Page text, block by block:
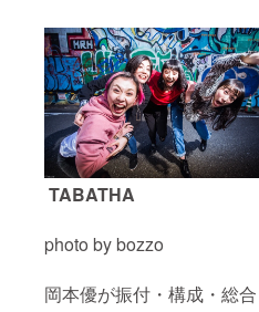
TABATHA
photo by bozzo
岡本優が振付・構成・総合